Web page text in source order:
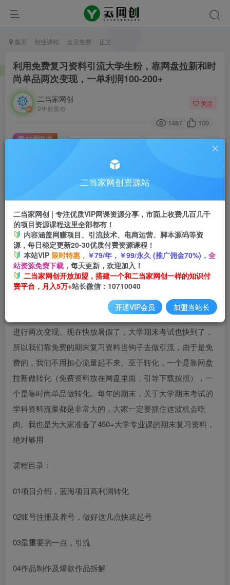
首页 创业课程 会员免费 正文
利用免费复习资料引流大学生粉，靠网盘拉新和时
尚单品两次变现，一单利润100-200+
二当家网创
2年前发布
关注
1487 100
此内容为付费阅读，请付费后查看
9.9
付费阅读
大家好，今天给大家带来的项目是引流大学生粉丝，在私域
进行两次变现。现在快放暑假了，大学期末考试也快到了，
所以我们靠免费的期末复习资料当钩子去做引流，由于是免
费的，我们不用担心流量起不来。至于转化，一个是靠网盘
拉新做转化（免费资料放在网盘里面，引导下载按照），一
个是靠时尚单品做转化。每年的期末，关于大学期末考试的
学科资料流量都是非常大的，大家一定要抓住这波机会吃
肉。我也是为大家准备了450+大学专业课的期末复习资料，
绝对够用
课程目录：
01项目介绍，蓝海项目高利润转化
02账号注册及养号，做好这几点快速起号
03最重要的一点，引流
04作品制作及爆款作品拆解
二当家网创资源站
二当家网创 | 专注优质VIP网课资源分享，市面上收费几百几千
的项目资源课程这里全部都有！
内容涵盖网赚项目、引流技术、电商运营、脚本源码等资
源，每日稳定更新20-30优质付费资源课程！
本站VIP 限时特惠， ￥79/年，￥99/永久 (推广佣金70%)， 全
站资源免费下载， 每天更新，欢迎加入！
二当家网创开放加盟，搭建一个和二当家网创一样的知识付
费平台，月入5万+站长微信：10710040
开通VIP会员 加盟当站长